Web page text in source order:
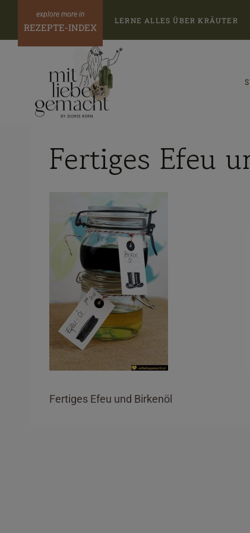
Inhalt
springen
REZEPTE-INDEX
LERNE ALLES ÜBER KRÄUTER
Fertiges Efeu
Fertiges Efeu und Birkenöl